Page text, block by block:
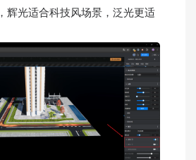
，辉光适合科技风场景，泛光更适